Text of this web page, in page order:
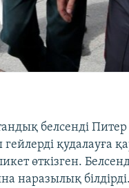
белсенді Питер
қудалауға
өткізген.
наразылық білдірді.